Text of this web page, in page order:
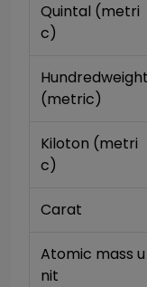
Quintal (metri
c)
Hundredweight
(metric)
Kiloton (metri
c)
Carat
Atomic mass u
nit